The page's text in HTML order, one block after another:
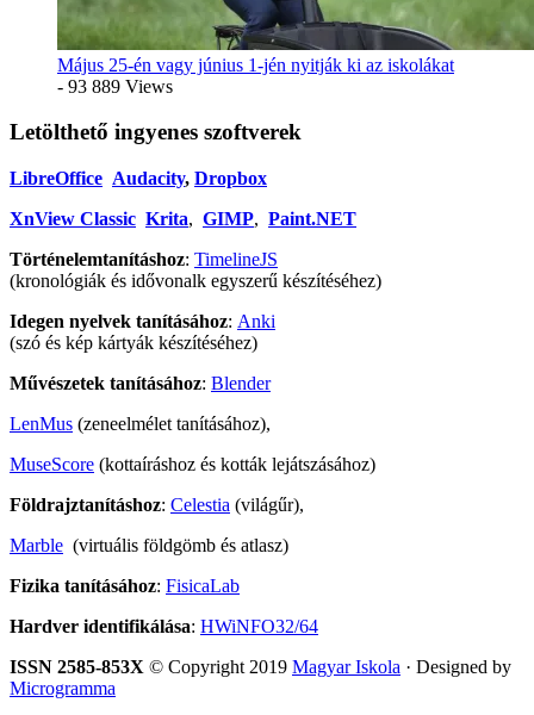
Május 25-én vagy június 1-jén nyitják ki az iskolákat
- 93 889 Views
Letölthető ingyenes szoftverek
LibreOffice Audacity, Dropbox
XnView Classic Krita, GIMP, Paint.NET
Történelemtanításhoz: TimelineJS
(kronológiák és idővonalk egyszerű készítéséhez)
Idegen nyelvek tanításához: Anki
(szó és kép kártyák készítéséhez)
Művészetek tanításához: Blender
LenMus (zeneelmélet tanításához),
MuseScore (kottaíráshoz és kották lejátszásához)
Földrajztanításhoz: Celestia (világűr),
Marble (virtuális földgömb és atlasz)
Fizika tanításához: FisicaLab
Hardver identifikálása: HWiNFO32/64
ISSN 2585-853X © Copyright 2019 Magyar Iskola · Designed by
Microgramma